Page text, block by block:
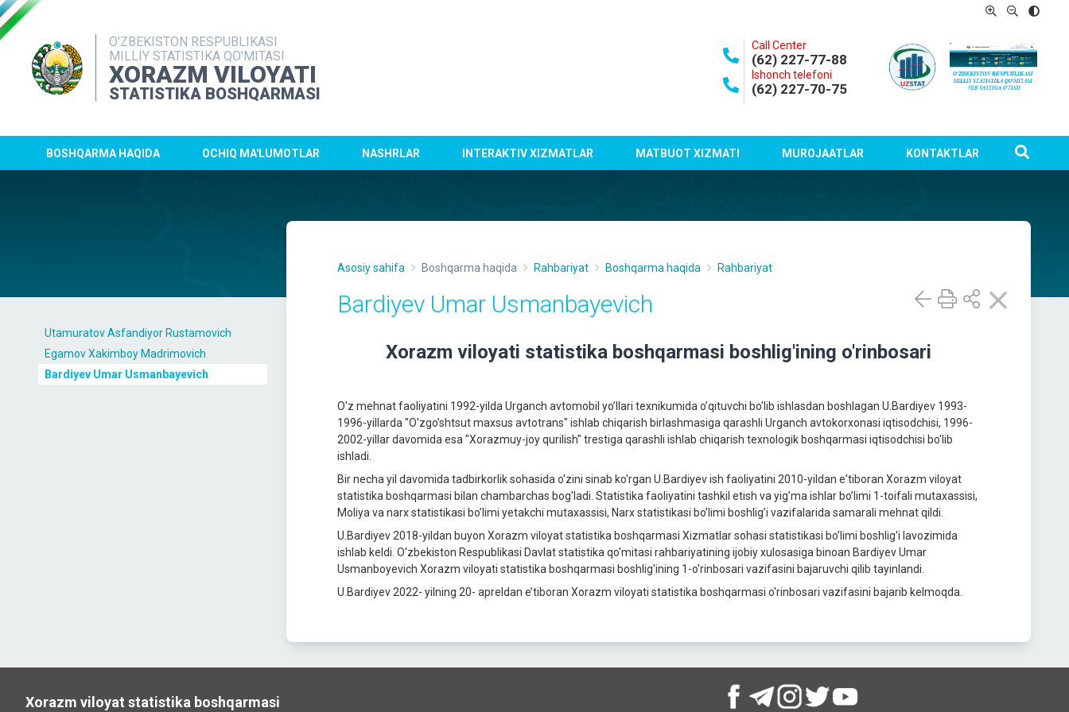
O'ZBEKISTON RESPUBLIKASI
MILLIY STATISTIKA QO'MITASI
XORAZM VILOYATI
STATISTIKA BOSHQARMASI
Call Center
(62) 227-77-88
Ishonch telefoni
(62) 227-70-75
BOSHQARMA HAQIDA OCHIQ MA'LUMOTLAR NASHRLAR INTERAKTIV XIZMATLAR MATBUOT XIZMATI MUROJAATLAR KONTAKTLAR
Utamuratov Asfandiyor Rustamovich
Egamov Xakimboy Madrimovich
Bardiyev Umar Usmanbayevich
Asosiy sahifa Boshqarma haqida Rahbariyat Boshqarma haqida Rahbariyat
Bardiyev Umar Usmanbayevich
Xorazm viloyati statistika boshqarmasi boshlig'ining o'rinbosari
O'z mehnat faoliyatini 1992-yilda Urganch avtomobil yo’llari texnikumida o’qituvchi bo'lib ishlasdan boshlagan U.Bardiyev 1993-
1996-yillarda "O'zgo’shtsut maxsus avtotrans" ishlab chiqarish birlashmasiga qarashli Urganch avtokorxonasi iqtisodchisi, 1996-
2002-yillar davomida esa "Xorazmuy-joy qurilish" trestiga qarashli ishlab chiqarish texnologik boshqarmasi iqtisodchisi bo'lib
ishladi.
Bir necha yil davomida tadbirkorlik sohasida o'zini sinab ko'rgan U.Bardiyev ish faoliyatini 2010-yildan e'tiboran Xorazm viloyat
statistika boshqarmasi bilan chambarchas bog'ladi. Statistika faoliyatini tashkil etish va yig’ma ishlar bo’limi 1-toifali mutaxassisi,
Moliya va narx statistikasi bo’limi yetakchi mutaxassisi, Narx statistikasi bo’limi boshlig’i vazifalarida samarali mehnat qildi.
U.Bardiyev 2018-yildan buyon Xorazm viloyat statistika boshqarmasi Xizmatlar sohasi statistikasi bo’limi boshlig'i lavozimida
ishlab keldi. O'zbekiston Respublikasi Davlat statistika qo'mitasi rahbariyatining ijobiy xulosasiga binoan Bardiyev Umar
Usmanboyevich Xorazm viloyati statistika boshqarmasi boshlig'ining 1-o'rinbosari vazifasini bajaruvchi qilib tayinlandi.
U.Bardiyev 2022- yilning 20- apreldan e’tiboran Xorazm viloyati statistika boshqarmasi o'rinbosari vazifasini bajarib kelmoqda.
Xorazm viloyat statistika boshqarmasi